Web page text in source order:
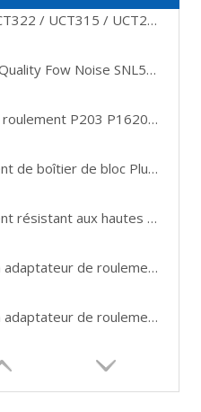
ZYQ4 UCT322 / UCT315 / UCT214 / UCT210 / UCT316 INSERT INSERT INSERT INSERT INSERT INSERT PLAISES DE BALLES ROULEURS DE PROFIGNEMENT
Zyqhigh Quality Fow Noise SNL524TA / SNL522TA / SNL517TA / SNL513TA / SNL518TA INSERT INTERNET INSERT PLAINES BLOCH
Unité de roulement P203 P16203/12, roulement de boîtier de roulement inséré
Roulement de boîtier de bloc Plummer UCP206 robuste et populaire
Roulement résistant aux hautes températures avec boîtier
Manchon adaptateur de roulement de camion H313 en provenance de Chine
Manchon adaptateur de roulement de roue H308, offre spéciale